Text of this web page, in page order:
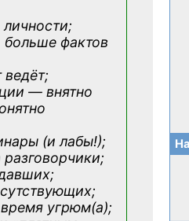
фактов
ведёт;
— внятно
(и лабы!);
разговорчики;
угрюм(а);